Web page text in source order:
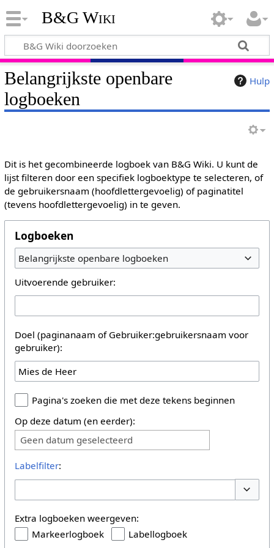
B&G Wiki
Hulp
Belangrijkste openbare
logboeken
Dit is het gecombineerde logboek van B&G Wiki. U kunt de
lijst filteren door een specifiek logboektype te selecteren, of
de gebruikersnaam (hoofdlettergevoelig) of paginatitel
(tevens hoofdlettergevoelig) in te geven.
Logboeken
Belangrijkste openbare logboeken
Uitvoerende gebruiker:
Doel (paginanaam of Gebruiker:gebruikersnaam voor
gebruiker):
Pagina's zoeken die met deze tekens beginnen
Op deze datum (en eerder):
Geen datum geselecteerd
Labelfilter:
Extra logboeken weergeven:
Markeerlogboek
Labellogboek